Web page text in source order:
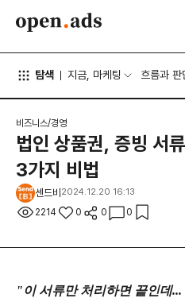
탐색 지금, 마케팅 흐름과 판
비즈니스/경영
법인 상품권, 증빙 서
3가지 비법
센드비 2024.12.20 16:13
2214 0 0 0
"이 서류만 처리하면 끝인데